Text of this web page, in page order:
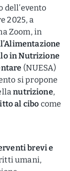
dell’evento
2025, a
Zoom, in
in Nutrizione
(NUESA)
si propone
nutrizione,
al cibo come
brevi e
umani,